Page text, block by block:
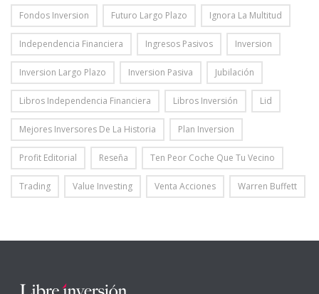
Fondos Inversion Futuro Largo Plazo Ignora La Multitud
Independencia Financiera Ingresos Pasivos Inversion
Inversion Largo Plazo Inversion Pasiva Jubilación
Libros Independencia Financiera Libros Inversión Lid
Mejores Inversores De La Historia Plan Inversion
Profit Editorial Reseña Ten Peor Coche Que Tu Vecino
Trading Value Investing Venta Acciones Warren Buffett